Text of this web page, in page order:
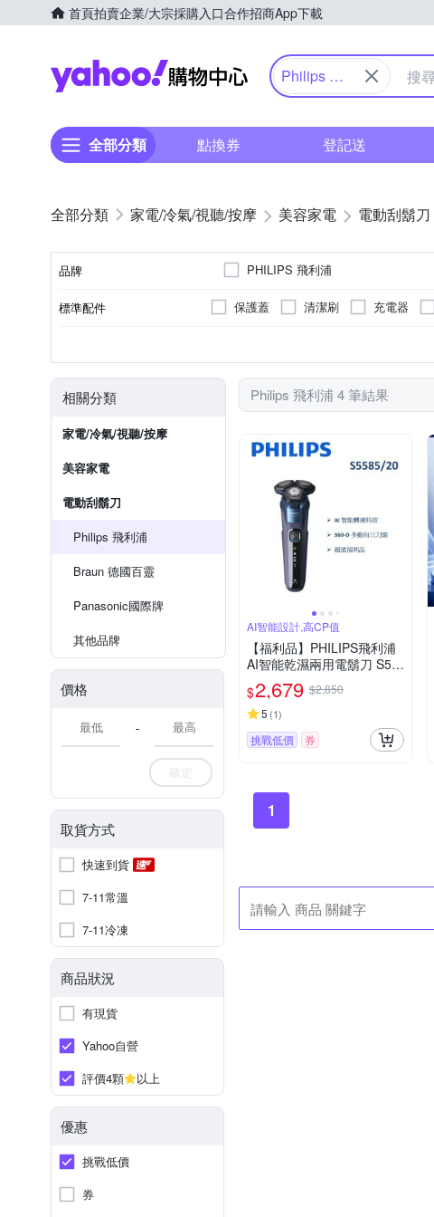
首頁拍賣企業/大宗採購入口合作招商App下載
Yahoo購物中心
Philips 飛
全部分類 點換券 登記送
家電/冷氣/視聽/按摩 美容家電 電動刮鬍刀
品牌 PHILIPS 飛利浦
標準配件 保護蓋 清潔刷 充電器
相關分類
家電/冷氣/視聽/按摩
美容家電
電動刮鬍刀
Philips 飛利浦
Braun 德國百靈
Panasonic國際牌
其他品牌
價格
-
確定
取貨方式
快速到貨
7-11常溫
7-11冷凍
商品狀況
有現貨
Yahoo自營
評價4顆
以上
優惠
挑戰低價
券
Philips 飛利浦 4 筆結果
AI智能設計,高CP值
【福利品】PHILIPS飛利浦
AI智能乾濕兩用電鬍刀 S55
85/20 (一年保固)
$2,679 $2,850
5 (1)
挑戰低價 券
1